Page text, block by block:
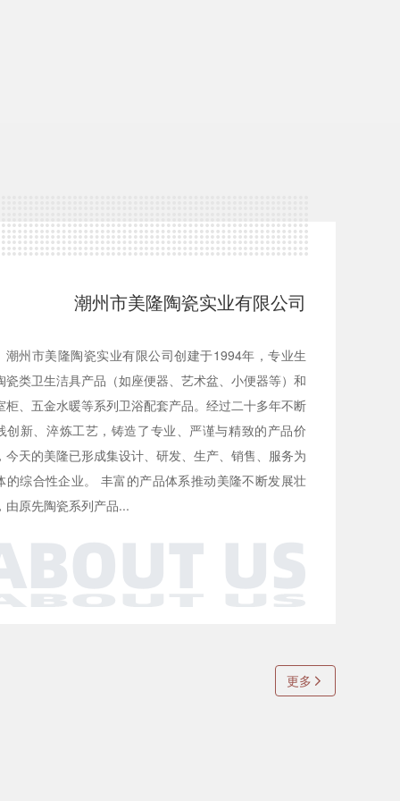
潮州市美隆陶瓷实业有限公司
潮州市美隆陶瓷实业有限公司创建于1994年，专业生
瓷类卫生洁具产品（如座便器、艺术盆、小便器等）和
柜、五金水暖等系列卫浴配套产品。经过二十多年不断
创新、淬炼工艺，铸造了专业、严谨与精致的产品价
今天的美隆已形成集设计、研发、生产、销售、服务为
的综合性企业。 丰富的产品体系推动美隆不断发展壮
由原先陶瓷系列产品...
更多